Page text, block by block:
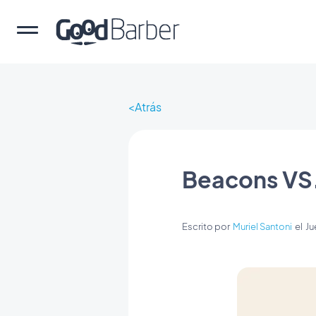
Atrás
Beacons
Escrito por Muriel Santoni el